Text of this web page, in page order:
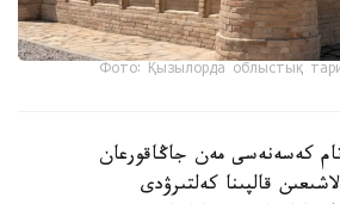
Фото: Қызылорда облыстық
كەسەنەسى مەن جاڭاقورعان
قالپىنا كەلتىرۋدى